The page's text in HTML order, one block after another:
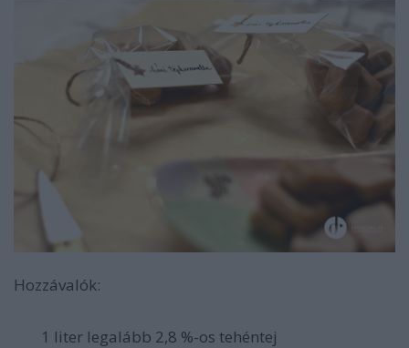
Hozzávalók:
1 liter legalább 2,8 %-os tehéntej